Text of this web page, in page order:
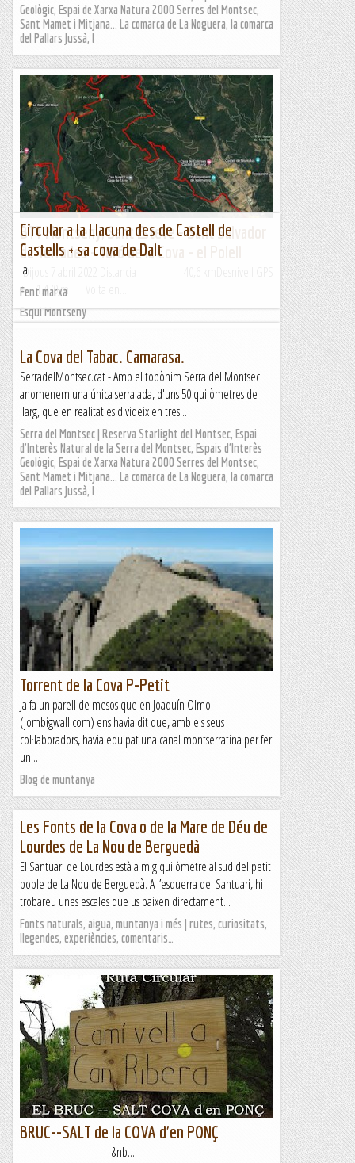
Geològic, Espai de Xarxa Natura 2000 Serres del Montsec,
Sant Mamet i Mitjana... La comarca de La Noguera, la comarca
del Pallars Jussà, l
BTT Montseny, Sant Esteve - Sant Salvador
de Terrades - Turó de la Cova - el Polell
Dijous 7 abril 2022 Distancia 40,6 kmDesnivell GPS
+ 1.470 m Volta en...
Esqui Montseny
Circular a la Llacuna des de Castell de
Castells + sa cova de Dalt
a
Fent marxa
La Cova del Tabac. Camarasa.
SerradelMontsec.cat - Amb el topònim Serra del Montsec
anomenem una única serralada, d'uns 50 quilòmetres de
llarg, que en realitat es divideix en tres...
Serra del Montsec | Reserva Starlight del Montsec, Espai
d'Interès Natural de la Serra del Montsec, Espais d'Interès
Geològic, Espai de Xarxa Natura 2000 Serres del Montsec,
Sant Mamet i Mitjana... La comarca de La Noguera, la comarca
del Pallars Jussà, l
Torrent de la Cova P-Petit
Ja fa un parell de mesos que en Joaquín Olmo
(jombigwall.com) ens havia dit que, amb els seus
col·laboradors, havia equipat una canal montserratina per fer
un...
Blog de muntanya
Les Fonts de la Cova o de la Mare de Déu de
Lourdes de La Nou de Berguedà
El Santuari de Lourdes està a mig quilòmetre al sud del petit
poble de La Nou de Berguedà. A l’esquerra del Santuari, hi
trobareu unes escales que us baixen directament...
Fonts naturals, aigua, muntanya i més | rutes, curiositats,
llegendes, experiències, comentaris…
BRUC--SALT de la COVA d'en PONÇ
&nb...